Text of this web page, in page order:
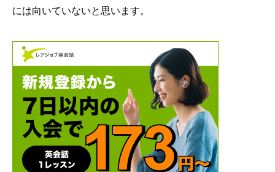
には向いていないと思います。